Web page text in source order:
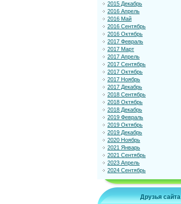
2015 Декабрь
2016 Апрель
2016 Май
2016 Сентябрь
2016 Октябрь
2017 Февраль
2017 Март
2017 Апрель
2017 Сентябрь
2017 Октябрь
2017 Ноябрь
2017 Декабрь
2018 Сентябрь
2018 Октябрь
2018 Декабрь
2019 Февраль
2019 Октябрь
2019 Декабрь
2020 Ноябрь
2021 Январь
2021 Сентябрь
2023 Апрель
2024 Сентябрь
Друзья сайта